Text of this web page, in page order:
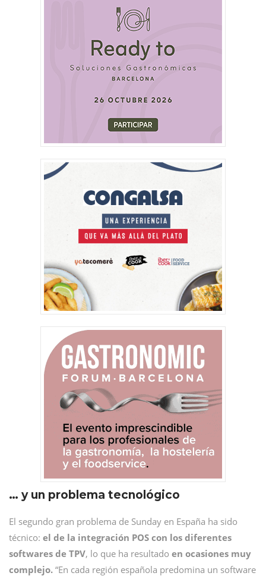
… y un problema tecnológico
El segundo gran problema de Sunday en España ha sido
técnico: el de la integración POS con los diferentes
softwares de TPV, lo que ha resultado en ocasiones muy
complejo. “En cada región española predomina un software